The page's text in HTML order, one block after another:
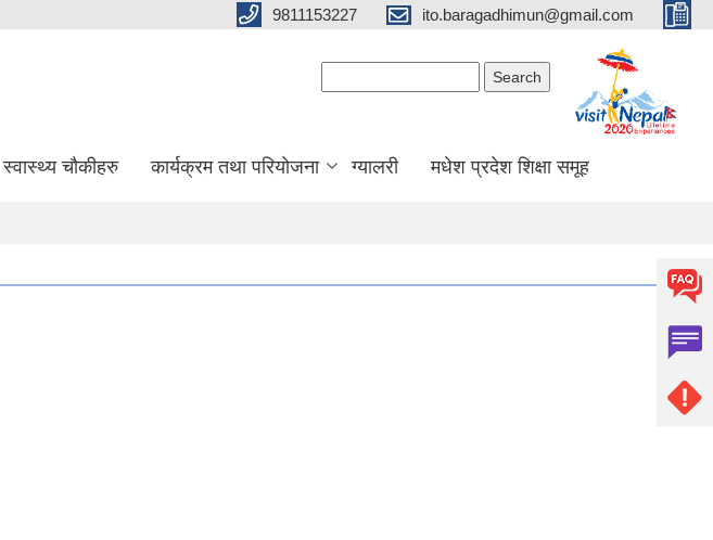
9811153227 ito.baragadhimun@gmail.com
स्वास्थ्य चौकीहरु कार्यक्रम तथा परियोजना ग्यालरी मधेश प्रदेश शिक्षा समूह